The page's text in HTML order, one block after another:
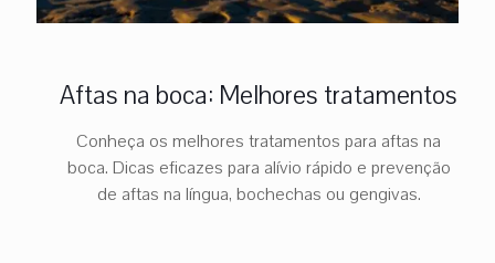
Aftas na boca: Melhores tratamentos
Conheça os melhores tratamentos para aftas na
boca. Dicas eficazes para alívio rápido e prevenção
de aftas na língua, bochechas ou gengivas.